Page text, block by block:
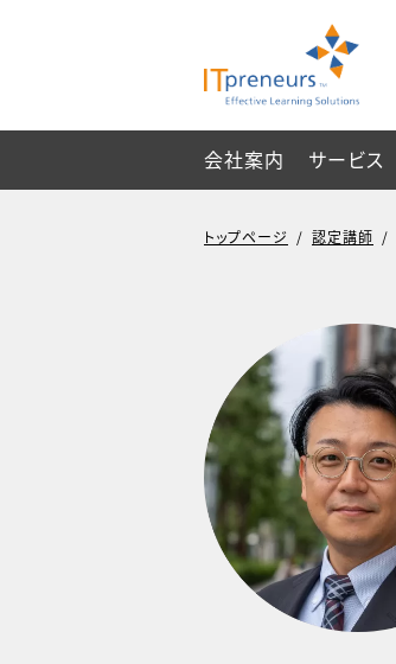
会社案内 サービス
トップページ / 認定講師 /